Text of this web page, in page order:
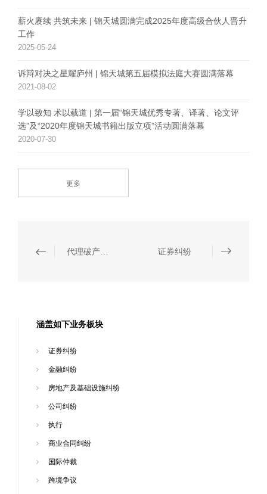
薪火赓续 共筑未来 | 锦天城圆满完成2025年度高级合伙人晋升
工作
2025-05-24
诉辩对决之星耀庐州 | 锦天城第五届模拟法庭大赛圆满落幕
2021-08-02
学以致知 术以载道 | 第一届“锦天城优秀专著、译著、论文评
选”及“2020年度锦天城书籍出版立项”活动圆满落幕
2020-07-30
更多
证券纠纷
涵盖如下业务板块
证券纠纷
金融纠纷
房地产及基础设施纠纷
公司纠纷
执行
商业合同纠纷
国际仲裁
跨境争议